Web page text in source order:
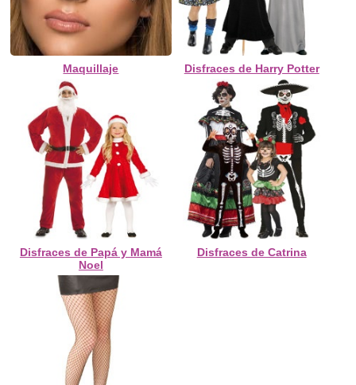
Maquillaje Disfraces de Harry Potter
Disfraces de Papá y Mamá
Noel
Disfraces de Catrina